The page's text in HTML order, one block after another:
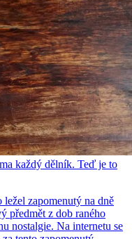
každý dělník. Teď je to
zapomenutý na dně
předmět z dob raného
nostalgie. Na internetu se